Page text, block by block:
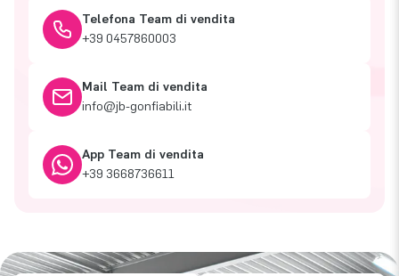
Telefona Team di vendita
+39 0457860003
Mail Team di vendita
info@jb-gonfiabili.it
App Team di vendita
+39 3668736611